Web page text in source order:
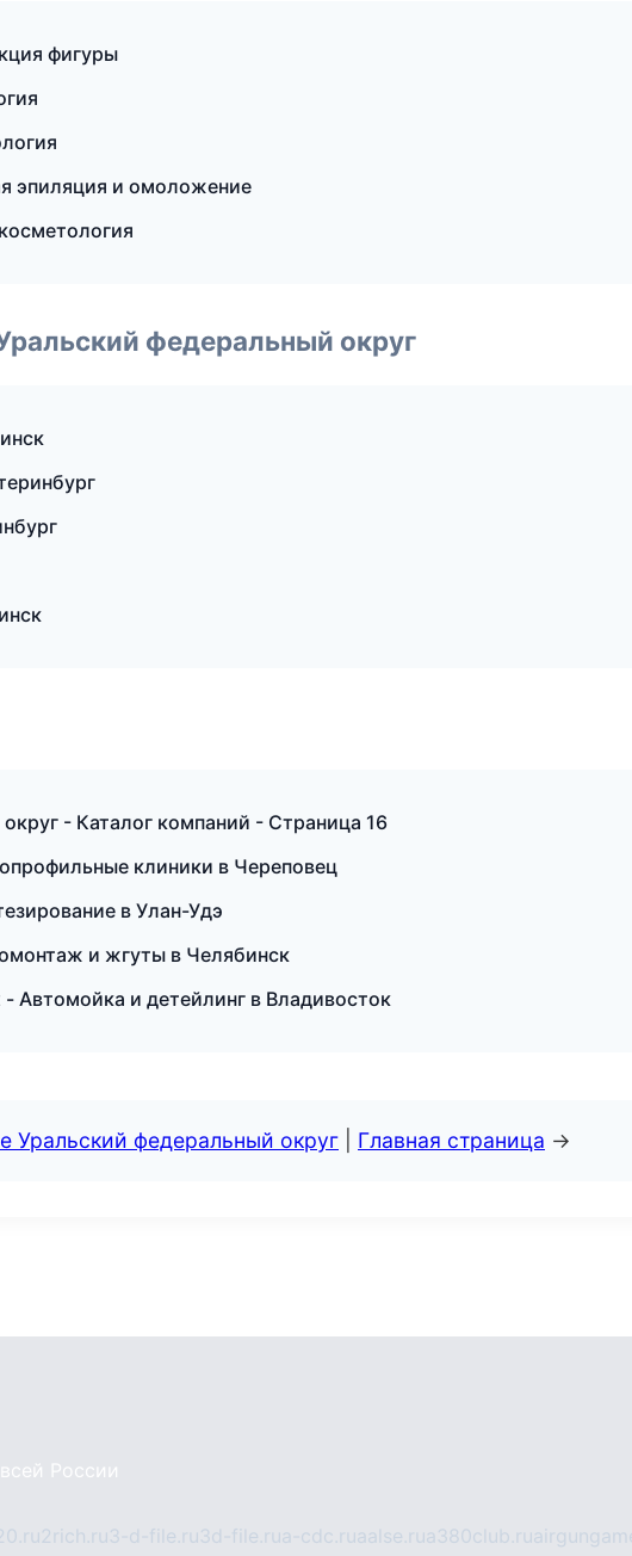
фигуры
эпиляция и омоложение
федеральный округ
- Каталог компаний - Страница 16
клиники в Череповец
в Улан-Удэ
и жгуты в Челябинск
Автомойка и детейлинг в Владивосток
Уральский федеральный округ Главная страница →
России
2rich.ru3-d-file.ru3d-file.rua-cdc.ruaalse.rua380club.ru